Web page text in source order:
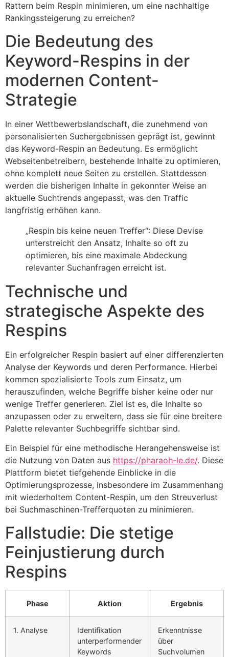
Rattern beim Respin minimieren, um eine nachhaltige
Rankingssteigerung zu erreichen?
Die Bedeutung des
Keyword-Respins in der
modernen Content-
Strategie
In einer Wettbewerbslandschaft, die zunehmend von
personalisierten Suchergebnissen geprägt ist, gewinnt
das Keyword-Respin an Bedeutung. Es ermöglicht
Webseitenbetreibern, bestehende Inhalte zu optimieren,
ohne komplett neue Seiten zu erstellen. Stattdessen
werden die bisherigen Inhalte in gekonnter Weise an
aktuelle Suchtrends angepasst, was den Traffic
langfristig erhöhen kann.
„Respin bis keine neuen Treffer“: Diese Devise
unterstreicht den Ansatz, Inhalte so oft zu
optimieren, bis eine maximale Abdeckung
relevanter Suchanfragen erreicht ist.
Technische und
strategische Aspekte des
Respins
Ein erfolgreicher Respin basiert auf einer differenzierten
Analyse der Keywords und deren Performance. Hierbei
kommen spezialisierte Tools zum Einsatz, um
herauszufinden, welche Begriffe bisher keine oder nur
wenige Treffer generieren. Ziel ist es, die Inhalte so
anzupassen oder zu erweitern, dass sie für eine breitere
Palette relevanter Suchbegriffe sichtbar sind.
Ein Beispiel für eine methodische Herangehensweise ist
die Nutzung von Daten aus https://pharaoh-le.de/. Diese
Plattform bietet tiefgehende Einblicke in die
Optimierungsprozesse, insbesondere im Zusammenhang
mit wiederholtem Content-Respin, um den Streuverlust
bei Suchmaschinen-Trefferquoten zu minimieren.
Fallstudie: Die stetige
Feinjustierung durch
Respins
Phase Aktion Ergebnis
1. Analyse
Identifikation
unterperformender
Keywords
Erkenntnisse
über
Suchvolumen